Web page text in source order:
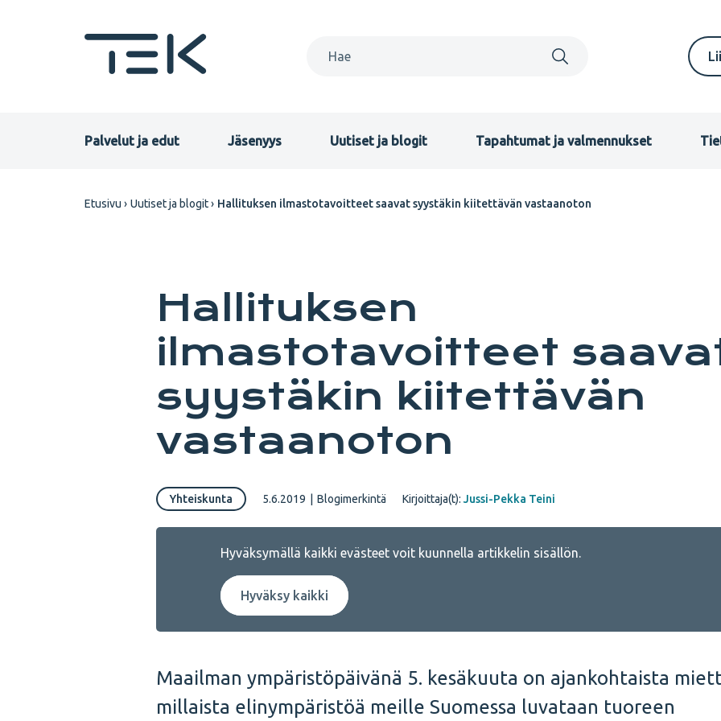
FI
Primary
Palvelut ja edut Jäsenyys Uutiset ja blogit Tapahtumat ja valmennukset
Etusivu Uutiset ja blogit Hallituksen ilmastotavoitteet saavat syystäkin kiitettävän vastaanoton
Hallituksen
ilmastotavoitteet
syystäkin kiitettävän
vastaanoton
Yhteiskunta 5.6.2019 Blogimerkintä Kirjoittaja(t): Jussi-Pekka Teini
Hyväksymällä kaikki evästeet voit kuunnella artikkelin sisällön.
Hyväksy kaikki
Maailman ympäristöpäivänä 5. kesäkuuta on ajankohtaista
millaista elinympäristöä meille Suomessa luvataan tuoreen